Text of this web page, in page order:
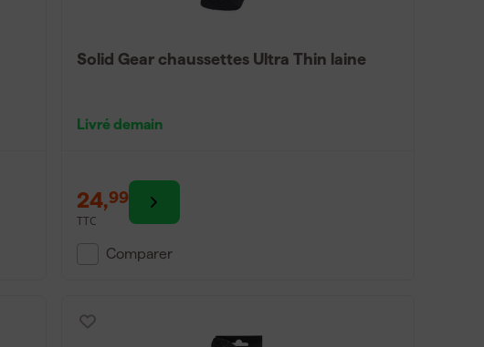
Solid Gear chaussettes Ultra Thin laine
Livré demain
24,99
TTC
Comparer